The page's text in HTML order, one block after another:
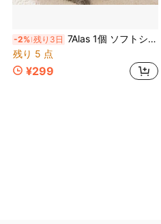
-2% 残り3日 7Alas 1個 ソフトシリコン ペットグルーミンググローブ、抜け毛ブラシ、猫犬用、優しいマッサージ、PETの毛取り、洗える再利用可能
残り 5 点
¥299